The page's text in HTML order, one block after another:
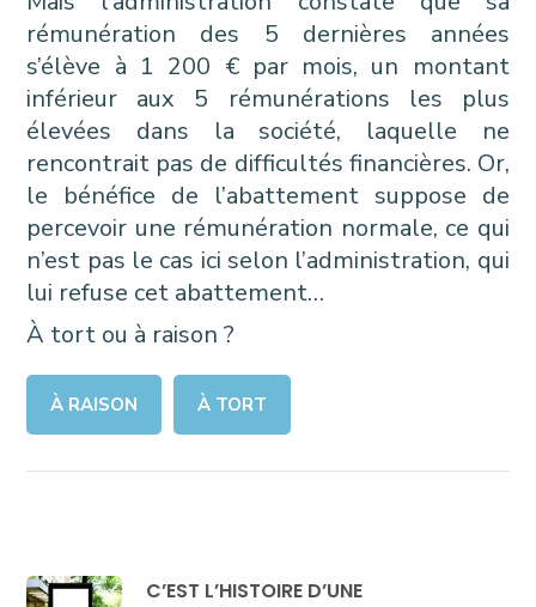
rémunération des 5 dernières années
s’élève à 1 200 € par mois, un montant
inférieur aux 5 rémunérations les plus
élevées dans la société, laquelle ne
rencontrait pas de difficultés financières. Or,
le bénéfice de l’abattement suppose de
percevoir une rémunération normale, ce qui
n’est pas le cas ici selon l’administration, qui
lui refuse cet abattement…
À tort ou à raison ?
À RAISON À TORT
C’EST L’HISTOIRE D’UNE